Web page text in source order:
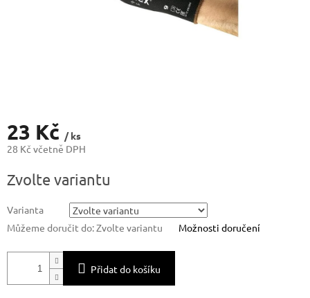
23 Kč / ks
28 Kč včetně DPH
cena:
Zvolte variantu
Varianta
Můžeme doručit do:Zvolte variantu Možnosti doručení
Přidat do košíku